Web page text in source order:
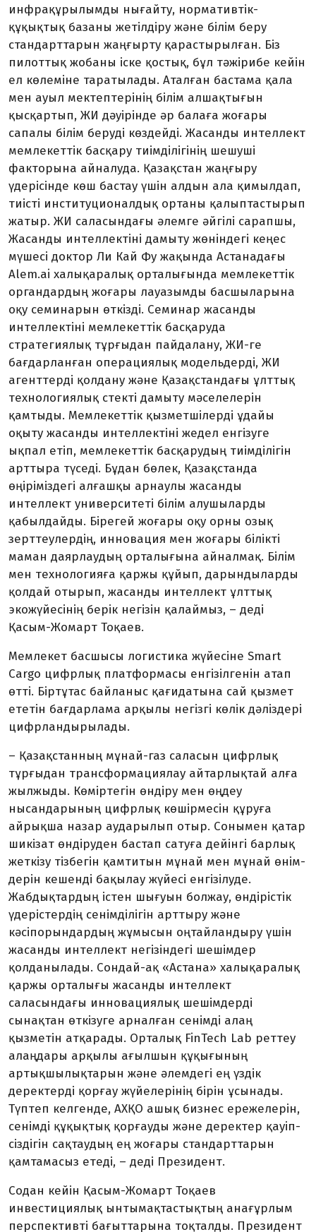
ин­фрақұрылымды нығайту, норма­тивтік-
құқықтық базаны жетілдіру және білім беру
стандарттарын жаңғырту қарастырылған. Біз
пилоттық жобаны іске қостық, бұл тәжірибе кейін
ел көлеміне тара­тылады. Аталған бастама қала
мен ауыл мектептерінің білім алшақ­тығын
қысқартып, ЖИ дәуірінде әр балаға жоғары
сапалы білім беруді көздейді. Жасанды интеллект
мемлекеттік басқару тиімділігінің шешуші
факторына айналуда. Қазақстан жаңғыру
үдерісінде көш бастау үшін алдын ала қимылдап,
тиісті институционалдық ортаны қалыптастырып
жатыр. ЖИ сала­сын­дағы әлемге әйгілі сарапшы,
Жасанды интеллектіні дамыту жөніндегі кеңес
мүшесі доктор Ли Кай Фу жақында Астанадағы
Alem.ai халықаралық орталығында мемлекеттік
органдардың жоғары лауазымды басшыларына
оқу семинарын өткізді. Семинар жасанды
интеллектіні мемлекеттік басқаруда
стратегиялық тұрғыдан пайдалану, ЖИ-ге
бағдарланған операциялық модельдерді, ЖИ
агенттерді қолдану және Қазақстан­дағы ұлттық
технологиялық стекті дамыту мәселелерін
қамтыды. Мемлекеттік қызметшілерді ұдайы
оқыту жасанды интеллектіні жедел енгізуге
ықпал етіп, мемлекеттік басқарудың тиімділігін
арттыра түседі. Бұдан бөлек, Қазақстанда
өңіріміздегі алғашқы арнаулы жасанды
интеллект университеті білім алушыларды
қабылдайды. Бірегей жоғары оқу орны озық
зерттеулердің, инновация мен жоғары білікті
маман даярлаудың орталығына айналмақ. Білім
мен технологияға қаржы құйып, дарын­дыларды
қолдай отырып, жасанды интеллект ұлттық
экожүйесінің берік негізін қалаймыз, – деді
Қасым-Жомарт Тоқаев.
Мемлекет басшысы логистика жүйесіне Smart
Cargo цифрлық платформасы енгізілгенін атап
өтті. Біртұтас байланыс қағидатына сай қызмет
ететін бағдарлама арқылы негізгі көлік дәліздері
цифрлан­дырылады.
– Қазақстанның мұнай-газ саласын цифрлық
тұрғыдан трансформациялау айтарлықтай алға
жылжыды. Көміртегін өндіру мен өңдеу
нысандарының цифрлық көшірмесін құруға
айрықша назар аударылып отыр. Сонымен қатар
шикізат өндіруден бастап сатуға дейінгі барлық
жеткізу тізбегін қамтитын мұнай мен мұнай өнім­
дерін кешенді бақылау жүйесі енгізілуде.
Жабдықтардың істен шығуын болжау, өндірістік
үдеріс­тердің сенімділігін арттыру және
кәсіпорындардың жұмысын оңтай­ландыру үшін
жасанды интеллект негізіндегі шешімдер
қолданылады. Сондай-ақ «Астана» халықаралық
қаржы орталығы жасанды интел­лект
саласындағы инновациялық шешімдерді
сынақтан өткізуге арналған сенімді алаң
қызметін атқарады. Орталық FinTech Lab реттеу
алаңдары арқылы ағылшын құқығының
артықшылықтарын және әлемдегі ең үздік
деректерді қорғау жүйелерінің бірін ұсынады.
Түптеп келгенде, АХҚО ашық биз­нес ережелерін,
сенімді құқықтық қорғауды және деректер қауіп­
сіздігін сақтаудың ең жоғары стан­дарттарын
қамтамасыз етеді, – деді Президент.
Содан кейін Қасым-Жомарт Тоқаев
инвестициялық ынтымақ­тастықтың анағұрлым
перспективті бағыттарына тоқталды. Президент